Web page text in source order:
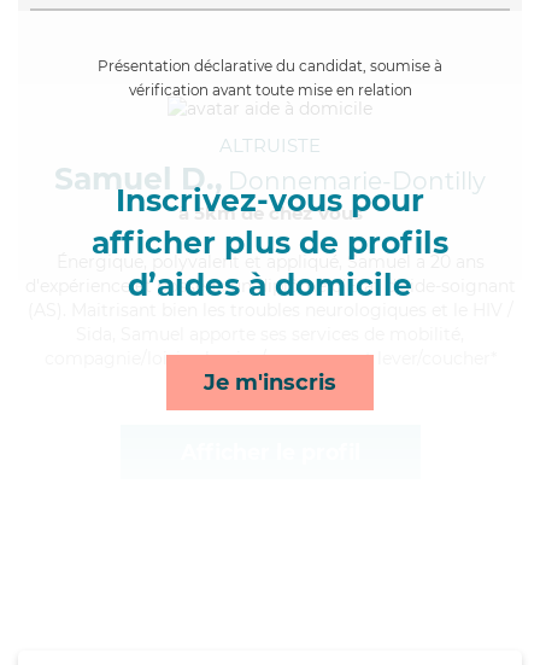
Présentation déclarative du candidat, soumise à
vérification avant toute mise en relation
Inscrivez-vous pour
afficher plus de profils
d’aides à domicile
Je m'inscris
ALTRUISTE
Samuel D., Donnemarie-Dontilly
à 5km de chez Vous
, polyvalent et appliqué, Samuel a 20 ans
d'expérience et possède un diplôme d'Etat d'aide-soignant
compagnie/loisirs, lessive/repassage et lever/coucher*